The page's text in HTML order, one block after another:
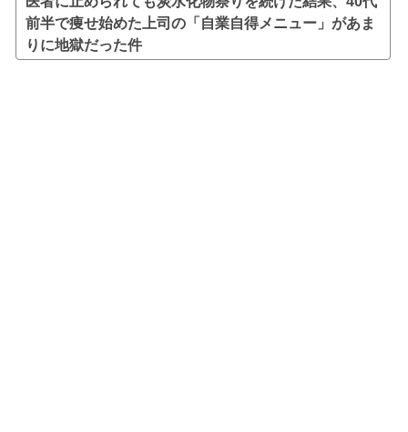
前半で痩せ始めた上司の「自業自得メニュー」があま
りに地獄だった件